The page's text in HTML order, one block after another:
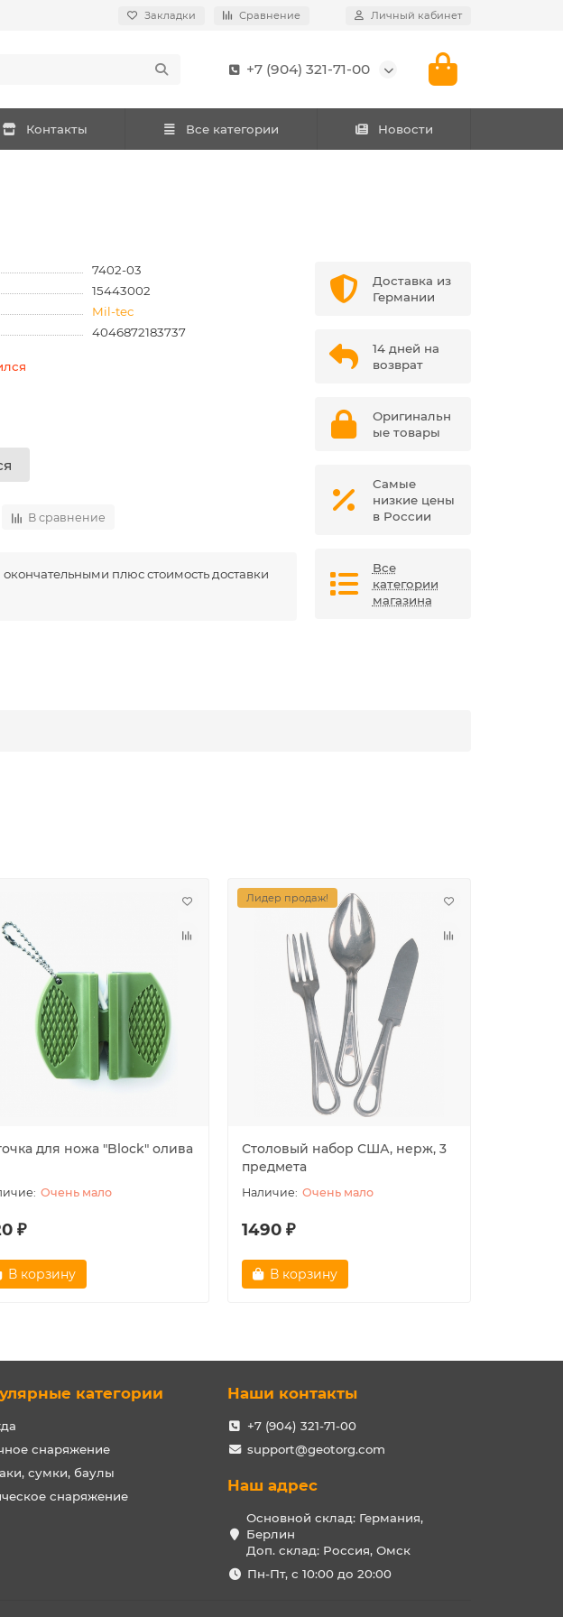
Закладки Сравнение Личный кабинет
+7 (904) 321-71-00
Контакты Все категории Новости
7402-03
15443002
Mil-tec
4046872183737
В сравнение
плюс стоимость доставки
Доставка из
Германии
14 дней на
возврат
Оригинальн
ые товары
Самые
низкие цены
в России
Все
категории
магазина
для ножа "Block" олива
Очень мало
₽
В корзину
Лидер продаж!
Столовый набор США, нерж, 3
предмета
Очень мало
1490 ₽
В корзину
категории
снаряжение
сумки, баулы
снаряжение
Наши контакты
+7 (904) 321-71-00
support@geotorg.com
Наш адрес
Основной склад: Германия,
Берлин
Доп. склад: Россия, Омск
Пн-Пт, с 10:00 до 20:00